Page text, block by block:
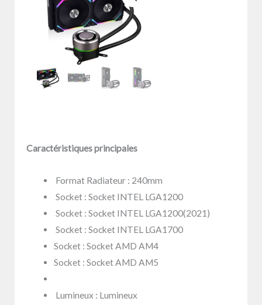
Caractéristiques principales
Format Radiateur: 240mm
Socket: Socket INTEL LGA1200
Socket: Socket INTEL LGA1200(2021)
Socket: Socket INTEL LGA1700
Socket: Socket AMD AM4
Socket: Socket AMD AM5
Lumineux : Lumineux